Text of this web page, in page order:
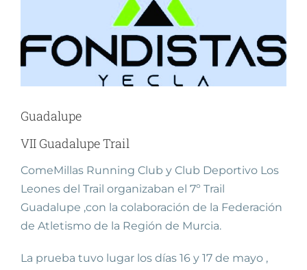
más
grande
Guadalupe
VII Guadalupe Trail
ComeMillas Running Club y Club Deportivo Los
Leones del Trail organizaban el 7º Trail
Guadalupe ,con la colaboración de la Federación
de Atletismo de la Región de Murcia.
La prueba tuvo lugar los días 16 y 17 de mayo ,